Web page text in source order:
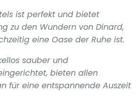
ist perfekt und bietet
zu den Wundern von Dinard,
eine Oase der Ruhe ist.
sauber und
bieten allen
für eine entspannende Auszeit